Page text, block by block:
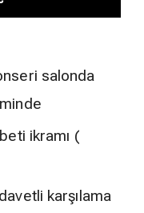
salonda
ikramı (
karşılama